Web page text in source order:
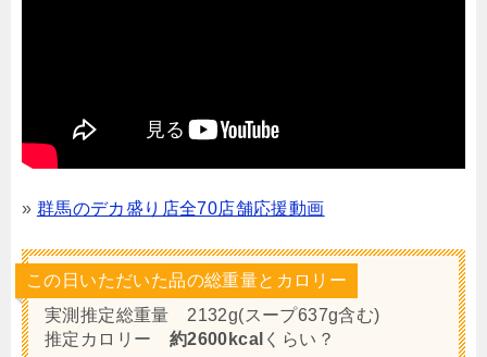
» 群馬のデカ盛り店全70店舗応援動画
この日いただいた品の総重量とカロリー
実測推定総重量 2132g(スープ637g含む)
推定カロリー 約2600kcal くらい？